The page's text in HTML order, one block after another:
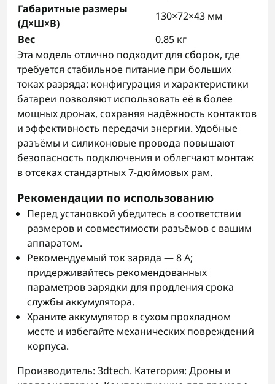
Габаритные размеры
(Д×Ш×В)
130×72×43 мм
Вес
0.85 кг
Эта модель отлично подходит для сборок, где
требуется стабильное питание при больших
токах разряда: конфигурация и характеристики
батареи позволяют использовать её в более
мощных дронах, сохраняя надёжность контактов
и эффективность передачи энергии. Удобные
разъёмы и силиконовые провода повышают
безопасность подключения и облегчают монтаж
в отсеках стандартных 7-дюймовых рам.
Рекомендации по использованию
Перед установкой убедитесь в соответствии
размеров и совместимости разъёмов с вашим
аппаратом.
Рекомендуемый ток заряда — 8 A;
придерживайтесь рекомендованных
параметров зарядки для продления срока
службы аккумулятора.
Храните аккумулятор в сухом прохладном
месте и избегайте механических повреждений
корпуса.
Производитель: 3dtech. Категория: Дроны и